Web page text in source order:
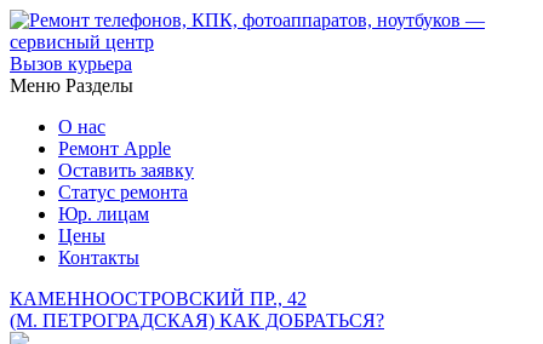
Вызов курьера
Меню Разделы
О нас
Ремонт Apple
Оставить заявку
Статус ремонта
Юр. лицам
Цены
Контакты
КАМЕННООСТРОВСКИЙ ПР., 42
(М. ПЕТРОГРАДСКАЯ) КАК ДОБРАТЬСЯ?